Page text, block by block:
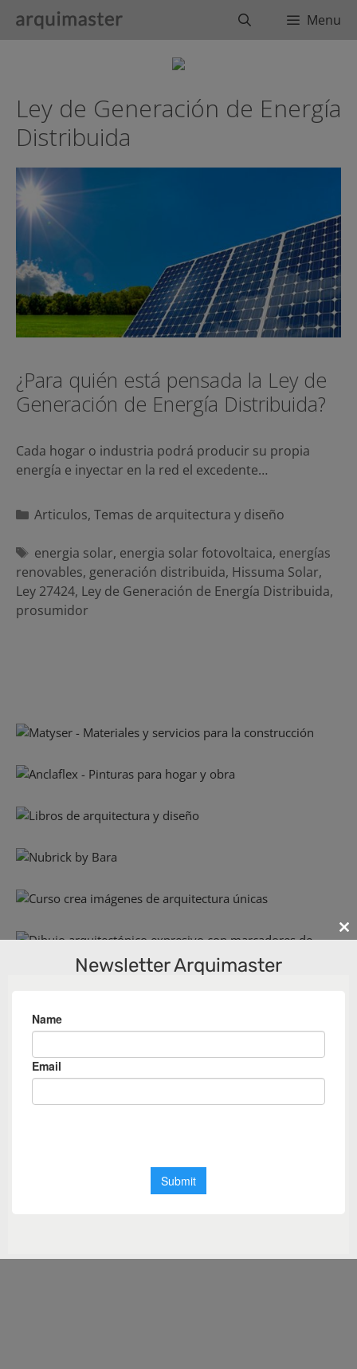
BuscarMenu
Ley de Generación de Energía
Distribuida
¿Para quién está pensada la Ley de
Generación de Energía Distribuida?
Cada hogar o industria podrá producir su propia
energía e inyectar en la red el excedente…
Categorías
Articulos, Temas de arquitectura y diseño
Etiquetas
energia solar, energia solar fotovoltaica, energías
renovables, generación distribuida, Hissuma Solar,
Ley 27424, Ley de Generación de Energía Distribuida,
prosumidor
Newsletter Arquimaster